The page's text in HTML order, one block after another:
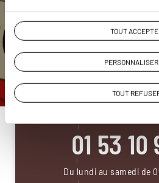
TOUT
PERSONNALISER
TOUT
DEMANDER UN
ou
Construisez votre voyage avec
01 53 10
Du lundi au samedi de